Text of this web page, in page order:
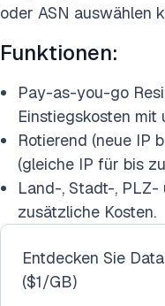
oder ASN auswählen
Funktionen:
Pay-as-you-go
Einstiegskosten mit
Rotierend (neue IP
(gleiche IP für bis
Land-, Stadt-, PLZ-
zusätzliche Kosten.
Entdecken Sie
($1/GB)